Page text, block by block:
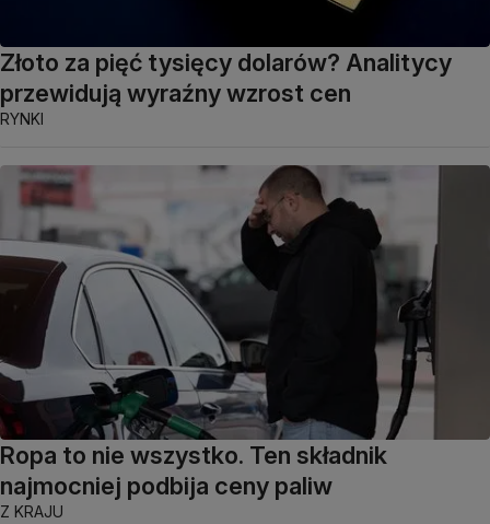
Złoto za pięć tysięcy dolarów? Analitycy
przewidują wyraźny wzrost cen
RYNKI
Ropa to nie wszystko. Ten składnik
najmocniej podbija ceny paliw
Z KRAJU